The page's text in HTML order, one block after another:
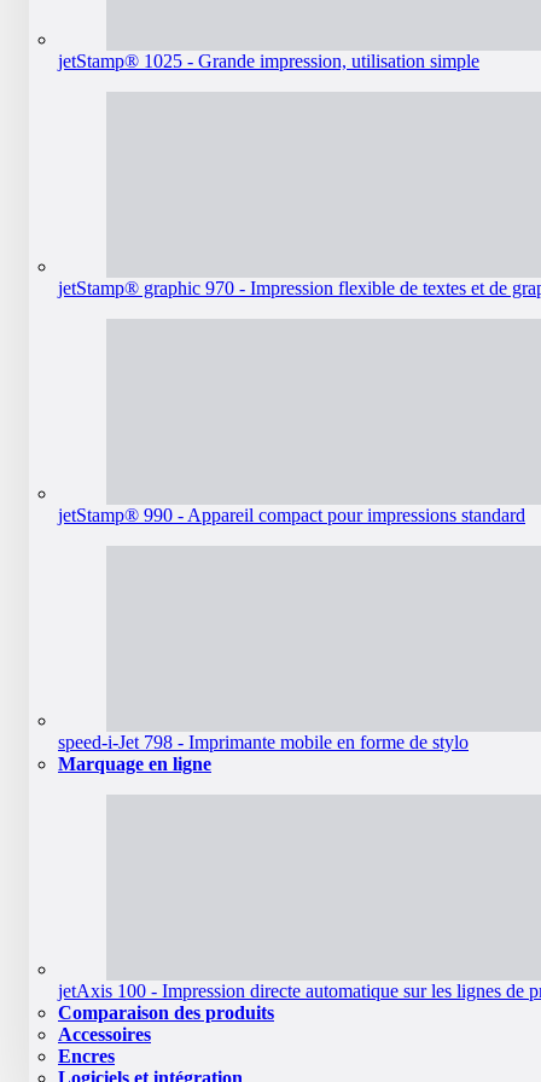
jetStamp® 1025 - Grande impression, utilisation simple
jetStamp® graphic 970 - Impression flexible de textes et de
jetStamp® 990 - Appareil compact pour impressions standard
speed-i-Jet 798 - Imprimante mobile en forme de stylo
Marquage en ligne
jetAxis 100 - Impression directe automatique sur les lignes de
Comparaison des produits
Accessoires
Encres
Logiciels et intégration